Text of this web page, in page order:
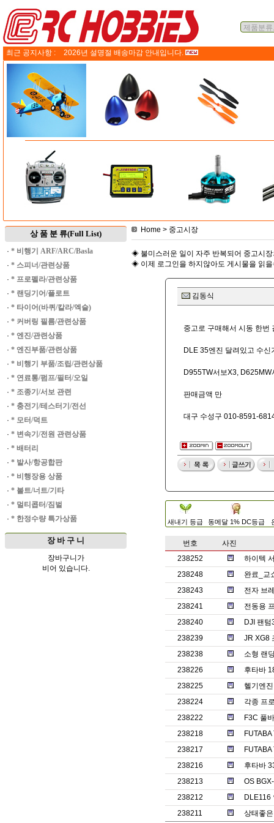
최근 공지사항 : 2026년 설명절 배송마감 안내입니다.
상 품 분 류(Full List)
· * 비행기 ARF/ARC/Basla
· * 스피너/관련상품
· * 프로펠라/관련상품
· * 랜딩기어/플로트
· * 타이어(바퀴/칼라/엑슬)
· * 커버링 필름/관련상품
· * 엔진/관련상품
· * 엔진부품/관련상품
· * 비행기 부품/조립/관련상품
· * 연료통/펌프/필터/오일
· * 조종기/서보 관련
· * 충전기/테스터기/전선
· * 모터/덕트
· * 변속기/전원 관련상품
· * 배터리
· * 발사/항공합판
· * 비행장용 상품
· * 볼트/너트/기타
· * 멀티콥터/짐벌
· * 한정수량 특가상품
장 바 구 니
장바구니가
비어 있습니다.
Home > 중고시장
◈ 불미스러운 일이 자주 반복되어 중고시
◈ 이제 로그인을 하지않아도 게시물을 읽
김동식
중고로 구매해서 시동 한번
DLE 35엔진 달려있고 수신
D955TW서보X3,
판매금액 만
대구 수성구 010-8591-
새내기 등급 동메달 1% DC등급
번호
사진
238252
하이텍
238248
완료_교
238243
전자 브
238241
전동용
238240
DJI 팬
238239
JR XG8
238238
소형 랜
238226
후타바
238225
헬기엔
238224
각종 프
238222
F3C 풀
238218
238217
238216
후타바
238213
OS
238212
DLE116
238211
상태좋